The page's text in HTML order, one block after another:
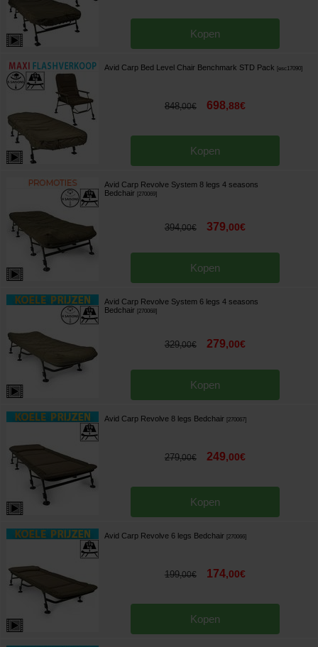
Kopen
Avid Carp Bed Level Chair Benchmark STD Pack [esc17090]
848,00€ 698,88€
Kopen
Avid Carp Revolve System 8 legs 4 seasons
Bedchair
270069]
394,00€ 379,00€
Kopen
Avid Carp Revolve System 6 legs 4 seasons
Bedchair
270068]
329,00€ 279,00€
Kopen
Avid Carp Revolve 8 legs Bedchair 270067]
279,00€ 249,00€
Kopen
Avid Carp Revolve 6 legs Bedchair 270066]
199,00€ 174,00€
Kopen